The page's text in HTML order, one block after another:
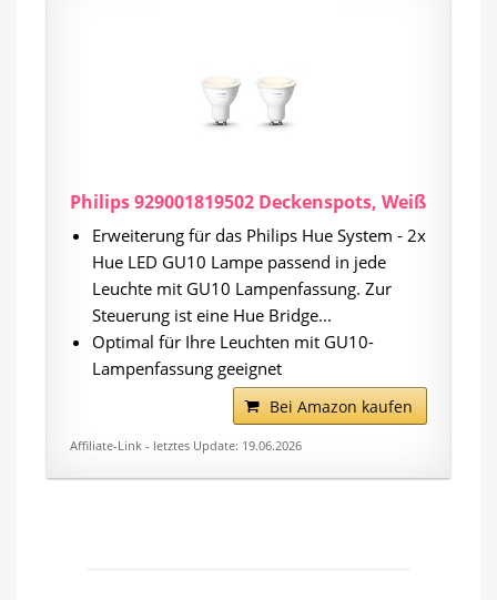
Philips 929001819502 Deckenspots, Weiß
Erweiterung für das Philips Hue System - 2x
Hue LED GU10 Lampe passend in jede
Leuchte mit GU10 Lampenfassung. Zur
Steuerung ist eine Hue Bridge...
Optimal für Ihre Leuchten mit GU10-
Lampenfassung geeignet
Bei Amazon kaufen
Affiliate-Link - letztes Update: 19.06.2026